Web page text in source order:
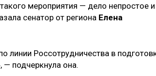
мероприятия — дело непростое и
сенатор от региона Елена
линии Россотрудничества в
— подчеркнула она.